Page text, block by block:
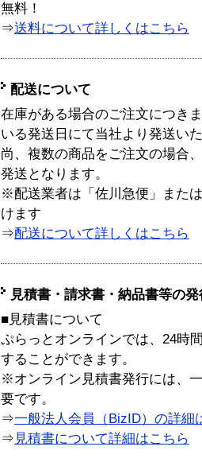
無料！
⇒送料について詳しくはこちら
配送について
在庫がある場合のご注文につき
いる発送日にて当社より発送い
尚、複数の商品をご注文の場合
発送となります。
※配送業者は「佐川急便」また
けます
⇒配送について詳しくはこちら
見積書・請求書・納品書等の
■見積書について
ぷらっとオンラインでは、24時
することができます。
※オンライン見積書発行には、
要です。
⇒一般法人会員（BizID）の詳細
⇒ 見積書について詳細はこちら